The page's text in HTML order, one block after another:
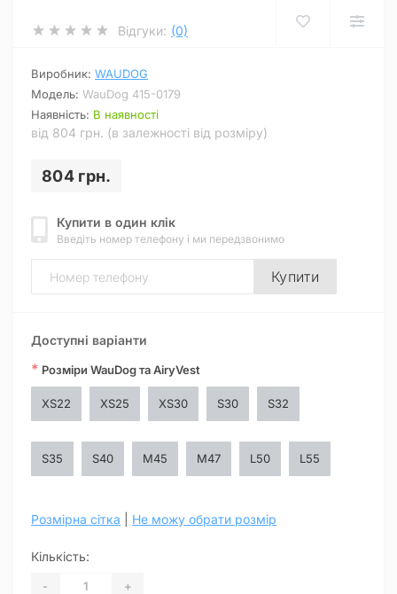
Відгуки: (0)
Виробник: WAUDOG
Модель: WauDog 415-0179
Наявність: В наявності
від 804 грн. (в залежності від розміру)
804 грн.
Купити в один клік
Введіть номер телефону і ми передзвонимо
Купити
Доступні варіанти
* Розміри WauDog та AiryVest
XS22 XS25 XS30 S30 S32
S35 S40 M45 M47 L50 L55
Розмірна сітка Не можу обрати розмір
Кількість:
- +